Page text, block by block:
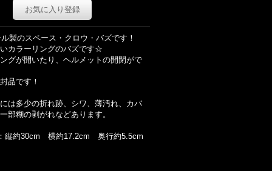
お気に入り登録
製のスペース・クロウ・バズです！
カラーリングのバズです☆
グが開いたり、ヘルメットの開閉がで
品です！
は多少の折れ跡、シワ、薄汚れ、カバ
部糊の剥がれなどあります。
縦約30cm 横約17.2cm 奥行約5.5cm